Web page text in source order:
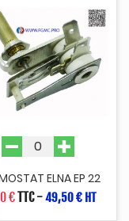
ELNA EP 22
€TTC-49,50 € HT